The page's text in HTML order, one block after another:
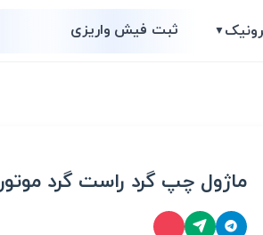
▼ ثبت فیش واریزی
ماژول چپ گرد راست گرد موتور